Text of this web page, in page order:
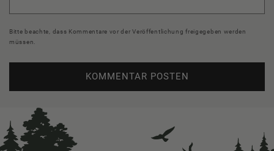
Bitte beachte, dass Kommentare vor der Veröffentlichung freigegeben werden
müssen.